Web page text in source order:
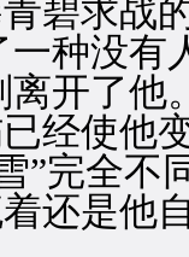
求战的
一种没
离开了他
使他变
”完全不
是他自